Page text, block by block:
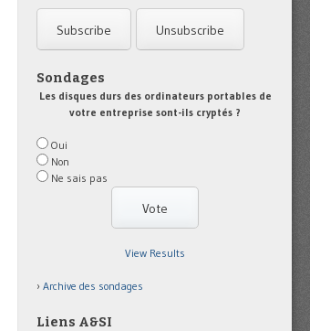
Sondages
Les disques durs des ordinateurs portables de
votre entreprise sont-ils cryptés ?
Oui
Non
Ne sais pas
View Results
Archive des sondages
Liens A&SI